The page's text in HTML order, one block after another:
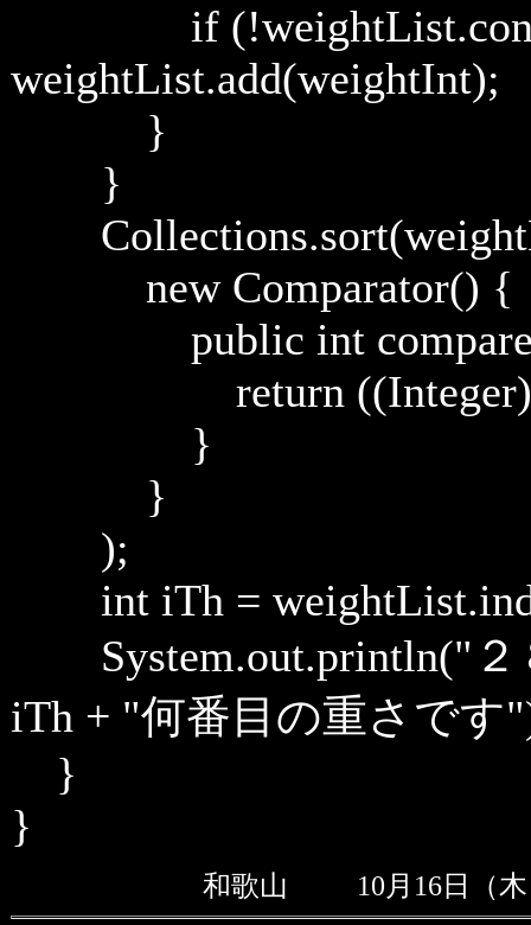
if
weightList.add(weightInt);
}
}
new Comparator() {
public int
return ((Integer)
}
}
);
int iTh =
System.out.println("２
iTh + "何番目の重さです
}
}
和歌山 10月16日